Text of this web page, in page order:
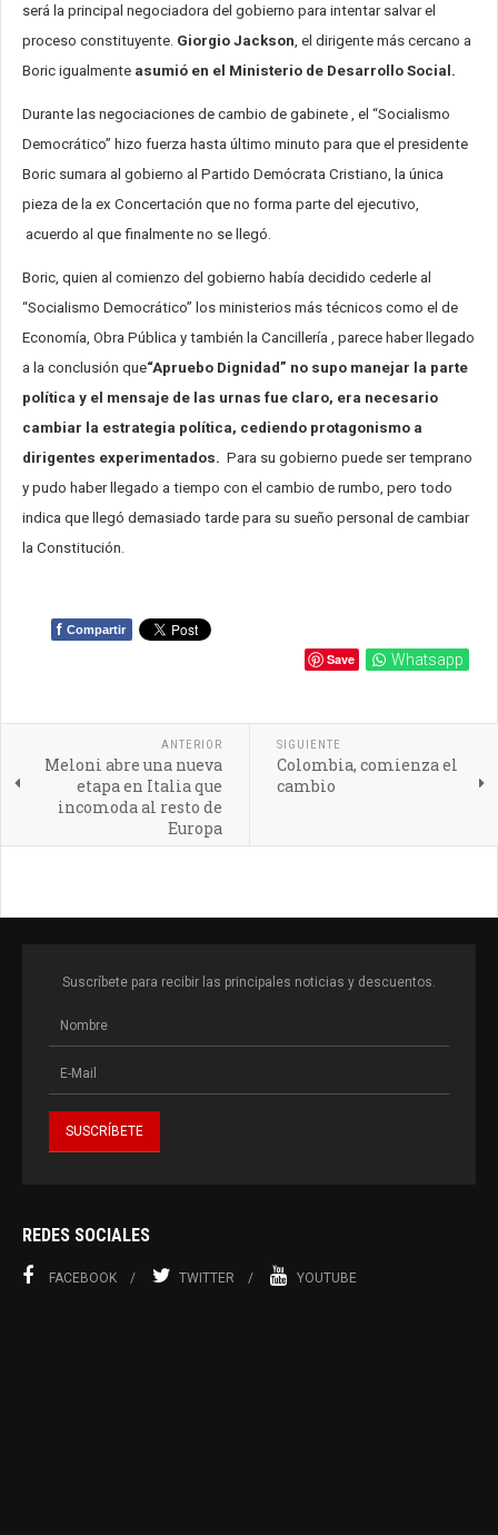
será la principal negociadora del gobierno para intentar salvar el
proceso constituyente. Giorgio Jackson, el dirigente más cercano a
Boric igualmente asumió en el Ministerio de Desarrollo Social.
Durante las negociaciones de cambio de gabinete , el “Socialismo
Democrático” hizo fuerza hasta último minuto para que el presidente
Boric sumara al gobierno al Partido Demócrata Cristiano, la única
pieza de la ex Concertación que no forma parte del ejecutivo,
acuerdo al que finalmente no se llegó.
Boric, quien al comienzo del gobierno había decidido cederle al
“Socialismo Democrático” los ministerios más técnicos como el de
Economía, Obra Pública y también la Cancillería , parece haber llegado
a la conclusión que“Apruebo Dignidad” no supo manejar la parte
política y el mensaje de las urnas fue claro, era necesario
cambiar la estrategia política, cediendo protagonismo a
dirigentes experimentados. Para su gobierno puede ser temprano
y pudo haber llegado a tiempo con el cambio de rumbo, pero todo
indica que llegó demasiado tarde para su sueño personal de cambiar
la Constitución.
f Compartir
Save Whatsapp
ANTERIOR
Meloni abre una nueva
etapa en Italia que
incomoda al resto de
Europa
SIGUIENTE
Colombia, comienza el
cambio
Suscríbete para recibir las principales noticias y descuentos.
REDES SOCIALES
FACEBOOK TWITTER YOUTUBE